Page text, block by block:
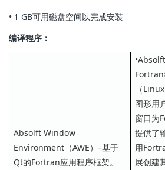
• 1 GB可用磁盘空间以完成安装
编译程序：
Absolft Window
Environment（AWE）–基于
Qt的Fortran应用程序框架。
Fortran
（
图形用
窗口为
提供了
用
展创建